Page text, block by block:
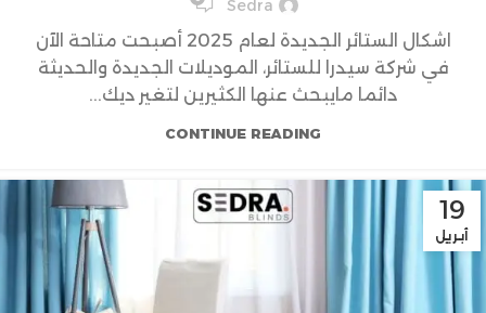
Sedra
اشكال الستائر الجديدة لعام 2025 أصبحت متاحة الآن
في شركة سيدرا للستائر، الموديلات الجديدة والحديثة
دائما مايبحث عنها الكثيرين لتغير ديك...
CONTINUE READING
19
أبريل